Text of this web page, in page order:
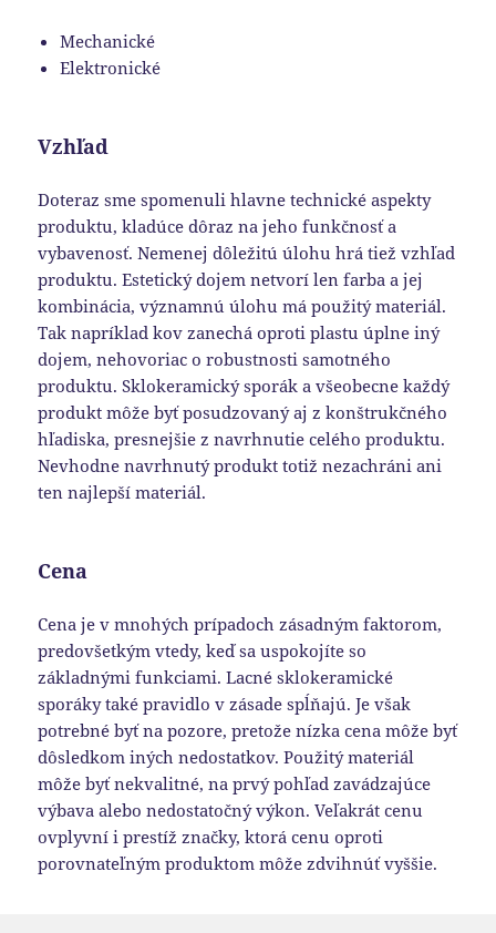
Mechanické
Elektronické
Vzhľad
Doteraz sme spomenuli hlavne technické aspekty
produktu, kladúce dôraz na jeho funkčnosť a
vybavenosť. Nemenej dôležitú úlohu hrá tiež vzhľad
produktu. Estetický dojem netvorí len farba a jej
kombinácia, významnú úlohu má použitý materiál.
Tak napríklad kov zanechá oproti plastu úplne iný
dojem, nehovoriac o robustnosti samotného
produktu. Sklokeramický sporák a všeobecne každý
produkt môže byť posudzovaný aj z konštrukčného
hľadiska, presnejšie z navrhnutie celého produktu.
Nevhodne navrhnutý produkt totiž nezachráni ani
ten najlepší materiál.
Cena
Cena je v mnohých prípadoch zásadným faktorom,
predovšetkým vtedy, keď sa uspokojíte so
základnými funkciami. Lacné sklokeramické
sporáky také pravidlo v zásade spĺňajú. Je však
potrebné byť na pozore, pretože nízka cena môže byť
dôsledkom iných nedostatkov. Použitý materiál
môže byť nekvalitné, na prvý pohľad zavádzajúce
výbava alebo nedostatočný výkon. Veľakrát cenu
ovplyvní i prestíž značky, ktorá cenu oproti
porovnateľným produktom môže zdvihnúť vyššie.